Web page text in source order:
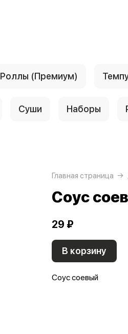
Роллы (Премиум)
Суши Наборы
Главная страница
Соус
29 ₽
В корзину
Соус соевый